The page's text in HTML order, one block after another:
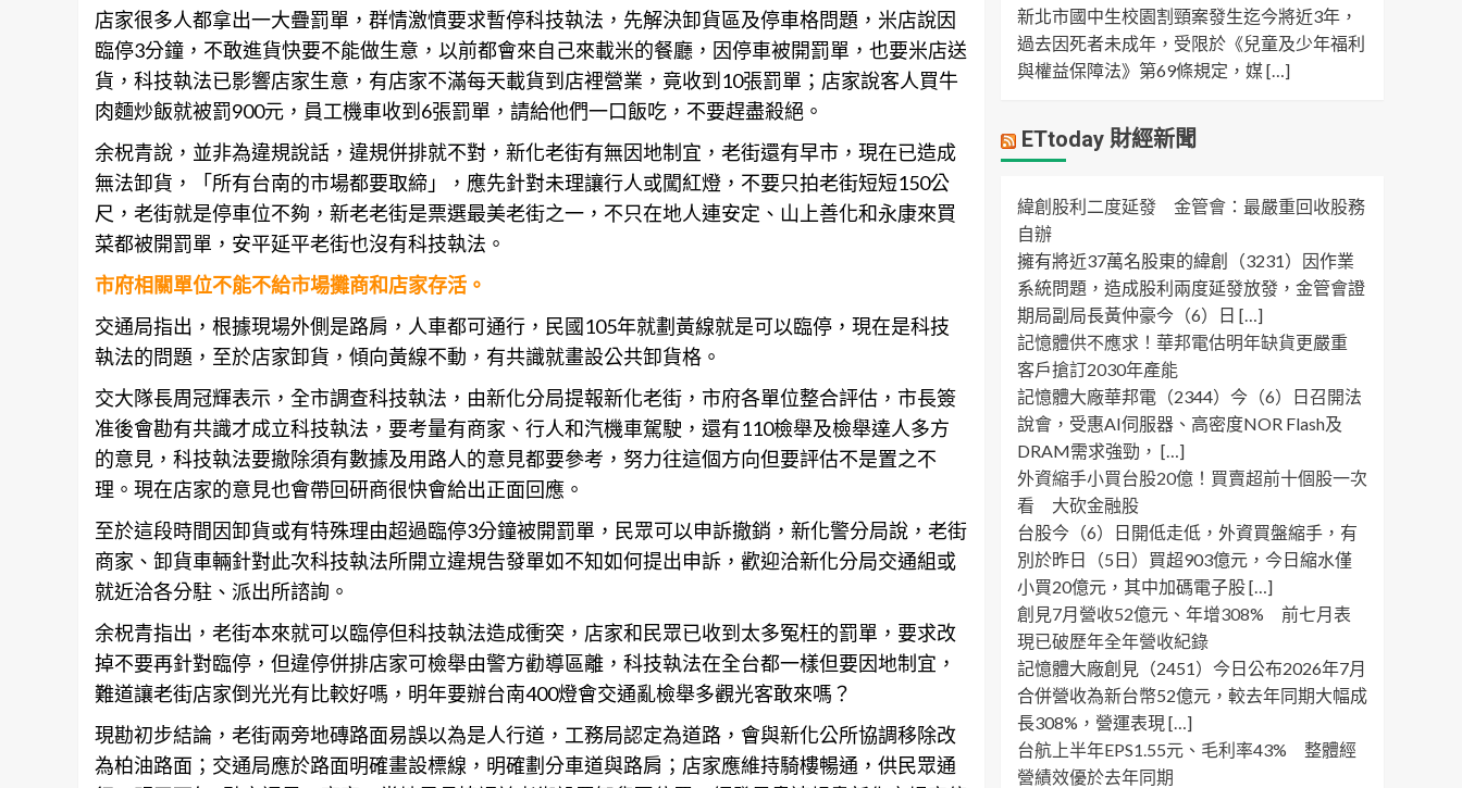
店家很多人都拿出一大疊罰單，群情激憤要求暫停科技執法，先解決卸貨區及停車格問題，米店說因
臨停3分鐘，不敢進貨快要不能做生意，以前都會來自己來載米的餐廳，因停車被開罰單，也要米店送
貨，科技執法已影響店家生意，有店家不滿每天載貨到店裡營業，竟收到10張罰單；店家說客人買牛
肉麵炒飯就被罰900元，員工機車收到6張罰單，請給他們一口飯吃，不要趕盡殺絕。
余柷青說，並非為違規說話，違規併排就不對， 新化老街有無因地制宜，老街還有早市，現在已造成
無法卸貨，「所有台南的市場都要取締」，應先針對未理讓行人或闖紅燈，不要只拍老街短短150公
尺，老街就是停車位不夠，新老老街是票選最美老街之一，不只在地人連安定、山上善化和永康來買
菜都被開罰單，安平延平老街也沒有科技執法。
市府相關單位不能不給市場攤商和店家存活。
交通局指出，根據現場外側是路肩，人車都可通行，民國105年就劃黃線就是可以臨停，現在是科技
執法的問題，至於店家卸貨，傾向黃線不動，有共識就畫設公共卸貨格。
交大隊長周冠輝表示，全市調查科技執法，由新化分局提報新化老街，市府各單位整合評估，市長簽
准後會勘有共識才成立科技執法，要考量有商家、行人和汽機車駕駛，還有110檢舉及檢舉達人多方
的意見，科技執法要撤除須有數據及用路人的意見都要參考，努力往這個方向但要評估不是置之不
理。現在店家的意見也會帶回研商很快會給出正面回應。
至於這段時間因卸貨或有特殊理由超過臨停3分鐘被開罰單，民眾可以申訴撤銷， 新化警分局說，老街
商家、卸貨車輛針對此次科技執法所開立違規告發單如不知如何提出申訴，歡迎洽新化分局交通組或
就近洽各分駐、派出所諮詢。
余柷青指出，老街本來就可以臨停但科技執法造成衝突，店家和民眾已收到太多冤枉的罰單，要求改
掉不要再針對臨停，但違停併排店家可檢舉由警方勸導區離，科技執法在全台都一樣但要因地制宜，
難道讓老街店家倒光光有比較好嗎，明年要辦台南400燈會交通亂檢舉多觀光客敢來嗎？
現勘初步結論，老街兩旁地磚路面易誤以為是人行道，工務局認定為道路，會與新化公所協調移除改
為柏油路面；交通局應於路面明確畫設標線，明確劃分車道與路肩；店家應維持騎樓暢通，供民眾通
新北市國中生校園割頸案發生迄今將近3年，
過去因死者未成年，受限於《兒童及少年福利
與權益保障法》第69條規定，媒 […]
ETtoday 財經新聞
緯創股利二度延發 金管會：最嚴重回收股務
自辦
擁有將近37萬名股東的緯創（3231）因作業
系統問題，造成股利兩度延發放發，金管會證
期局副局長黃仲豪今（6）日 […]
記憶體供不應求！華邦電估明年缺貨更嚴重
客戶搶訂2030年產能
記憶體大廠華邦電（2344）今（6）日召開法
說會，受惠AI伺服器、高密度NOR Flash及
DRAM需求強勁， […]
外資縮手小買台股20億！買賣超前十個股一次
看 大砍金融股
台股今（6）日開低走低，外資買盤縮手，有
別於昨日（5日）買超903億元，今日縮水僅
小買20億元，其中加碼電子股 […]
創見7月營收52億元、年增308% 前七月表
現已破歷年全年營收紀錄
記憶體大廠創見（2451）今日公布2026年7月
合併營收為新台幣52億元，較去年同期大幅成
長308%，營運表現 […]
台航上半年EPS1.55元、毛利率43% 整體經
營績效優於去年同期